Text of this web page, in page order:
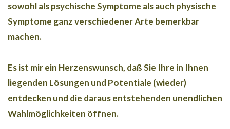
sowohl als psychische Symptome als auch physische
Symptome ganz verschiedener Arte bemerkbar
machen.
Es ist mir ein Herzenswunsch, daß Sie Ihre in Ihnen
liegenden Lösungen und Potentiale (wieder)
entdecken und die daraus entstehenden unendlichen
Wahlmöglichkeiten öffnen.